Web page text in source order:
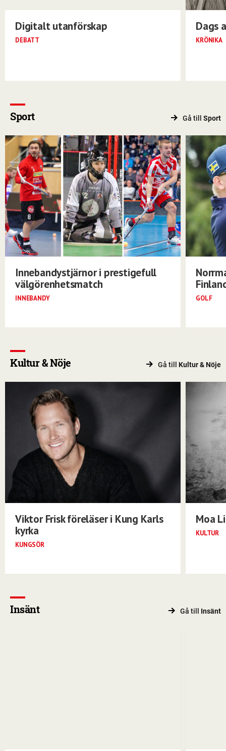
Digitalt utanförskap
DEBATT
Dags
KRÖNIKA
Sport Gå till Sport
Innebandystjärnor i prestigefull
välgörenhetsmatch
INNEBANDY GOLF
Kultur & Nöje Gå till Kultur & Nöje
Viktor Frisk föreläser i Kung Karls
kyrka
KUNGSÖR
Moa
KULTUR
Insänt Gå till Insänt